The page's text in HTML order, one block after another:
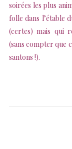
soirées les plus
folle dans l’étable
(certes) mais qui
(sans compter que
santons !).